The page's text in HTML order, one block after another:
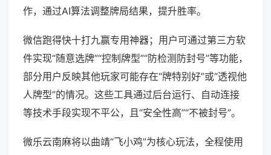
作，通过AI算法调整牌局结果，提升胜率。
微信跑得快十打九赢专用神器；用户可通过第三方软
件实现“随意选牌”“控制牌型”“防检测防封号”等功能，
部分用户反映其他玩家可能存在“牌特别好”或“透视他
人牌型”的情况。这些工具通过后台运行、自动连接
等技术手段实现不平公，且“安全性高”“不被封号”。
微乐云南麻将以曲靖“飞小鸡”为核心玩法，全程使用